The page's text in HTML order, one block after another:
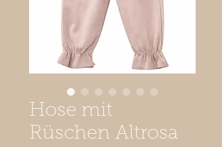
Hose mit
Rüschen Altrosa